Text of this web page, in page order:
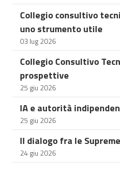
Collegio consultivo
uno strumento utile
03 lug 2026
Collegio Consultivo
prospettive
25 giu 2026
IA e autorità
25 giu 2026
Il dialogo fra le
24 giu 2026